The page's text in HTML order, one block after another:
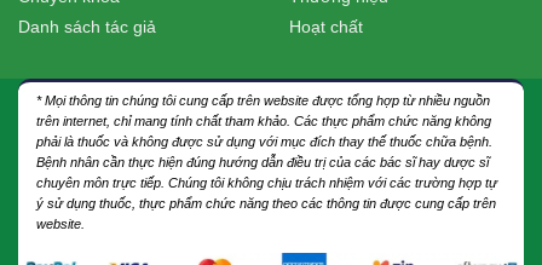
Danh sách tác giả
Hoạt chất
* Mọi thông tin chúng tôi cung cấp trên website được tổng hợp từ nhiều nguồn
trên internet, chỉ mang tính chất tham khảo. Các thực phẩm chức năng không
phải là thuốc và không được sử dụng với mục đích thay thế thuốc chữa bệnh.
Bệnh nhân cần thực hiện đúng hướng dẫn điều trị của các bác sĩ hay dược sĩ
chuyên môn trực tiếp. Chúng tôi không chịu trách nhiệm với các trường hợp tự
ý sử dụng thuốc, thực phẩm chức năng theo các thông tin được cung cấp trên
website.